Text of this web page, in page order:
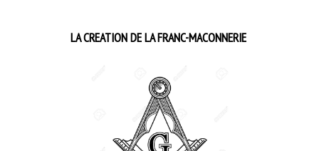
LA CREATION DE LA FRANC-MACONNERIE